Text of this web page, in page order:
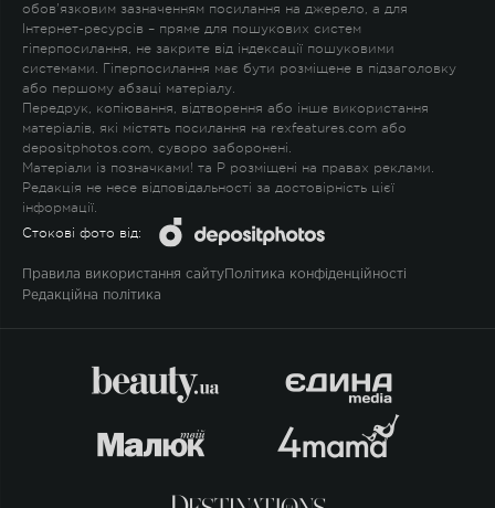
обов'язковим зазначенням посилання на джерело, а для
Інтернет-ресурсів – пряме для пошукових систем
гіперпосилання, не закрите від індексації пошуковими
системами. Гіперпосилання має бути розміщене в підзаголовку
або першому абзаці матеріалу.
Передрук, копіювання, відтворення або інше використання
матеріалів, які містять посилання на rexfeatures.com або
depositphotos.com, суворо заборонені.
Матеріали із позначками! та P розміщені на правах реклами.
Редакція не несе відповідальності за достовірність цієї
інформації.
Стокові фото від:
Правила використання сайту Політика конфіденційності
Редакційна політика